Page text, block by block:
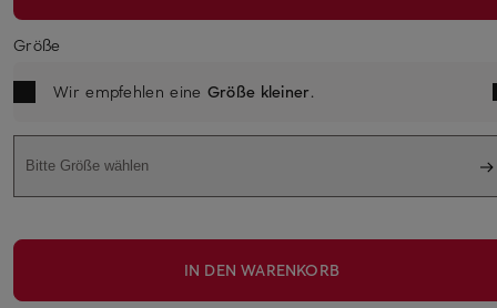
Größe
Wir empfehlen eine Größe kleiner.
Bitte Größe wählen
IN DEN WARENKORB